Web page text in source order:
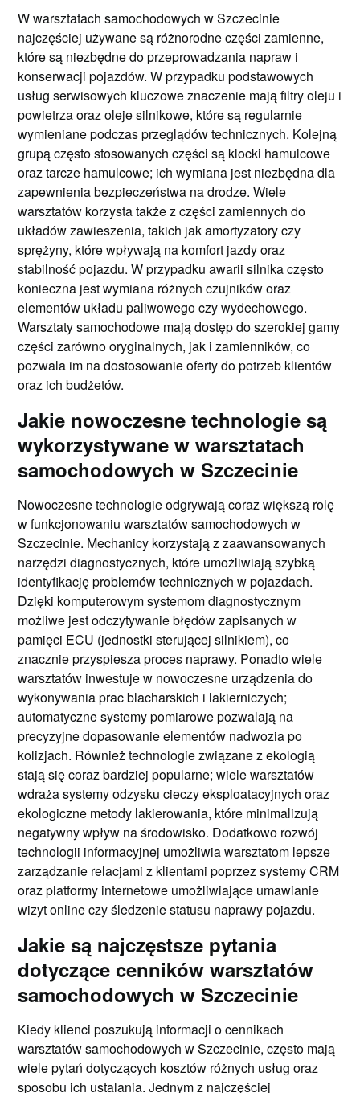
W warsztatach samochodowych w Szczecinie
najczęściej używane są różnorodne części zamienne,
które są niezbędne do przeprowadzania napraw i
konserwacji pojazdów. W przypadku podstawowych
usług serwisowych kluczowe znaczenie mają filtry oleju i
powietrza oraz oleje silnikowe, które są regularnie
wymieniane podczas przeglądów technicznych. Kolejną
grupą często stosowanych części są klocki hamulcowe
oraz tarcze hamulcowe; ich wymiana jest niezbędna dla
zapewnienia bezpieczeństwa na drodze. Wiele
warsztatów korzysta także z części zamiennych do
układów zawieszenia, takich jak amortyzatory czy
sprężyny, które wpływają na komfort jazdy oraz
stabilność pojazdu. W przypadku awarii silnika często
konieczna jest wymiana różnych czujników oraz
elementów układu paliwowego czy wydechowego.
Warsztaty samochodowe mają dostęp do szerokiej gamy
części zarówno oryginalnych, jak i zamienników, co
pozwala im na dostosowanie oferty do potrzeb klientów
oraz ich budżetów.
Jakie nowoczesne technologie są
wykorzystywane w warsztatach
samochodowych w Szczecinie
Nowoczesne technologie odgrywają coraz większą rolę
w funkcjonowaniu warsztatów samochodowych w
Szczecinie. Mechanicy korzystają z zaawansowanych
narzędzi diagnostycznych, które umożliwiają szybką
identyfikację problemów technicznych w pojazdach.
Dzięki komputerowym systemom diagnostycznym
możliwe jest odczytywanie błędów zapisanych w
pamięci ECU (jednostki sterującej silnikiem), co
znacznie przyspiesza proces naprawy. Ponadto wiele
warsztatów inwestuje w nowoczesne urządzenia do
wykonywania prac blacharskich i lakierniczych;
automatyczne systemy pomiarowe pozwalają na
precyzyjne dopasowanie elementów nadwozia po
kolizjach. Również technologie związane z ekologią
stają się coraz bardziej popularne; wiele warsztatów
wdraża systemy odzysku cieczy eksploatacyjnych oraz
ekologiczne metody lakierowania, które minimalizują
negatywny wpływ na środowisko. Dodatkowo rozwój
technologii informacyjnej umożliwia warsztatom lepsze
zarządzanie relacjami z klientami poprzez systemy CRM
oraz platformy internetowe umożliwiające umawianie
wizyt online czy śledzenie statusu naprawy pojazdu.
Jakie są najczęstsze pytania
dotyczące cenników warsztatów
samochodowych w Szczecinie
Kiedy klienci poszukują informacji o cennikach
warsztatów samochodowych w Szczecinie, często mają
wiele pytań dotyczących kosztów różnych usług oraz
sposobu ich ustalania. Jednym z najczęściej